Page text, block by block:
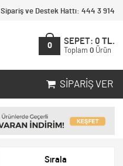
Sipariş ve Destek Hattı: 444 3 914
0
SEPET: 0 TL.
Toplam 0 Ürün
SIPARIŞ VER
Sırala